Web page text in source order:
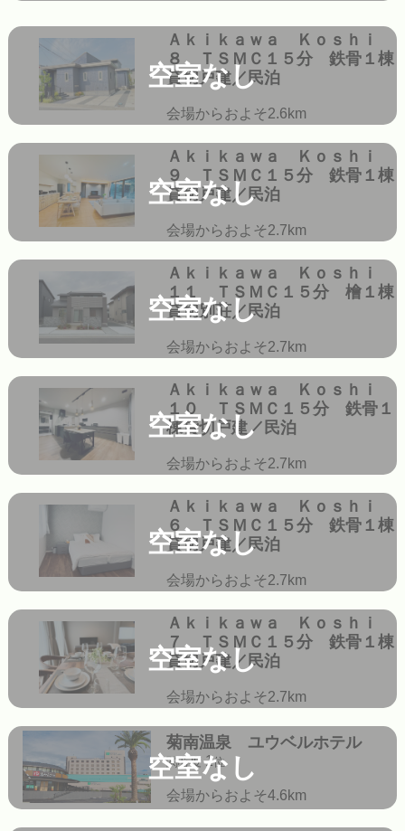
空室なし
Ａｋｉｋａｗａ Ｋｏｓｈｉ
８ ＴＳＭＣ１５分 鉄骨１棟
貸切戸建／民泊
会場からおよそ2.6km
空室なし
Ａｋｉｋａｗａ Ｋｏｓｈｉ
９ ＴＳＭＣ１５分 鉄骨１棟
貸切戸建／民泊
会場からおよそ2.7km
空室なし
Ａｋｉｋａｗａ Ｋｏｓｈｉ
１１ ＴＳＭＣ１５分 檜１棟
貸切別荘／民泊
会場からおよそ2.7km
空室なし
Ａｋｉｋａｗａ Ｋｏｓｈｉ
１０ ＴＳＭＣ１５分 鉄骨１
棟貸切戸建／民泊
会場からおよそ2.7km
空室なし
Ａｋｉｋａｗａ Ｋｏｓｈｉ
６ ＴＳＭＣ１５分 鉄骨１棟
貸切戸建／民泊
会場からおよそ2.7km
空室なし
Ａｋｉｋａｗａ Ｋｏｓｈｉ
７ ＴＳＭＣ１５分 鉄骨１棟
貸切戸建／民泊
会場からおよそ2.7km
空室なし
菊南温泉 ユウベルホテル
関心度1位
会場からおよそ4.6km